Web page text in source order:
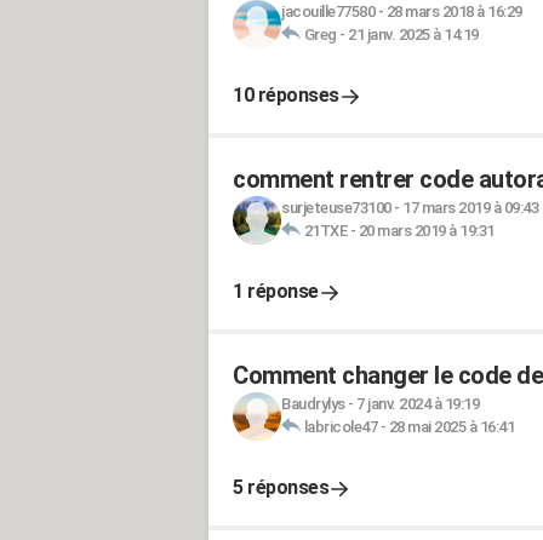
jacouille77580- 28 mars 2018 à 16:29
Greg - 21 janv. 2025 à 14:19
10 réponses
comment rentrer code
surjeteuse73100- 17 mars 2019 à 09:43
21TXE- 20 mars 2019 à 19:31
1 réponse
Comment changer le code
Baudrylys- 7 janv. 2024 à 19:19
labricole47- 28 mai 2025 à 16:41
5 réponses